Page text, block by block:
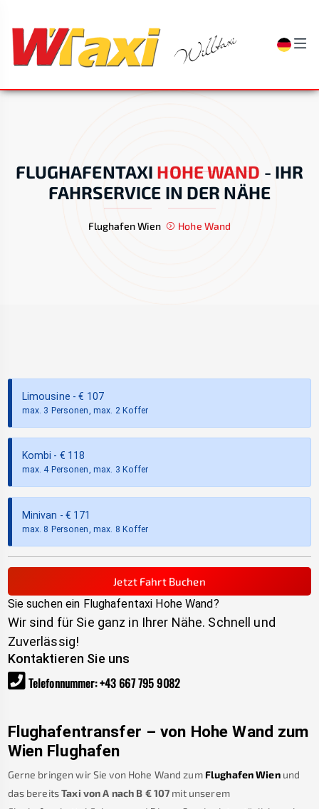
FLUGHAFENTAXI HOHE WAND - IHR
FAHRSERVICE IN DER NÄHE
Flughafen Wien Hohe Wand
Limousine - € 107
max. 3 Personen, max. 2 Koffer
Kombi - € 118
max. 4 Personen, max. 3 Koffer
Minivan - € 171
max. 8 Personen, max. 8 Koffer
Jetzt Fahrt Buchen
Sie suchen ein Flughafentaxi Hohe Wand?
Wir sind für Sie ganz in Ihrer Nähe. Schnell und
Zuverlässig!
Kontaktieren Sie uns
Telefonnummer:+43 667 795 9082
Flughafentransfer – von Hohe Wand zum
Wien Flughafen
Gerne bringen wir Sie von Hohe Wand zum Flughafen Wien und
das bereitsTaxi von A nach B €107 mit unserem